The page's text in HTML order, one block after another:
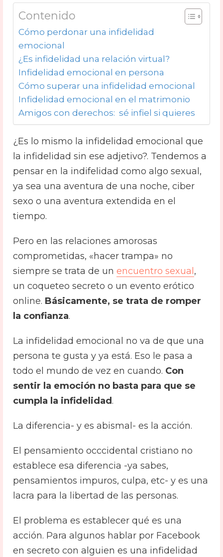
Contenido
Cómo perdonar una infidelidad
emocional
¿Es infidelidad una relación virtual?
Infidelidad emocional en persona
Cómo superar una infidelidad emocional
Infidelidad emocional en el matrimonio
Amigos con derechos: sé infiel si quieres
¿Es lo mismo la infidelidad emocional que
la infidelidad sin ese adjetivo?. Tendemos a
pensar en la indifelidad como algo sexual,
ya sea una aventura de una noche, ciber
sexo o una aventura extendida en el
tiempo.
Pero en las relaciones amorosas
comprometidas, «hacer trampa» no
siempre se trata de un encuentro sexual ,
un coqueteo secreto o un evento erótico
online. Básicamente, se trata de romper
la confianza.
La infidelidad emocional no va de que una
persona te gusta y ya está. Eso le pasa a
todo el mundo de vez en cuando. Con
sentir la emoción no basta para que se
cumpla la infidelidad .
La diferencia- y es abismal- es la acción.
El pensamiento occcidental cristiano no
establece esa diferencia -ya sabes,
pensamientos impuros, culpa, etc- y es una
lacra para la libertad de las personas.
El problema es establecer qué es una
acción. Para algunos hablar por Facebook
en secreto con alguien es una infidelidad